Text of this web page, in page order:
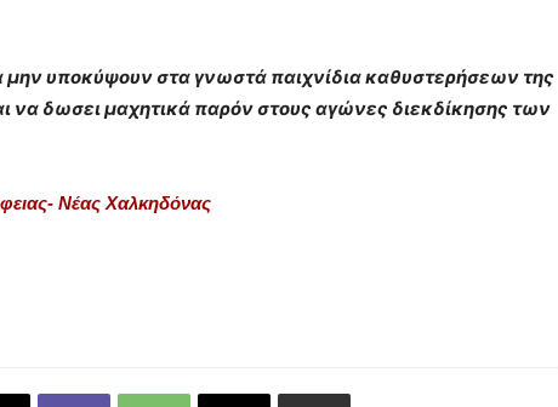
μην υποκύψουν στα γνωστά παιχνίδια καθυστερήσεων της
να δωσει μαχητικά παρόν στους αγώνες διεκδίκησης των
Νέας Χαλκηδόνας